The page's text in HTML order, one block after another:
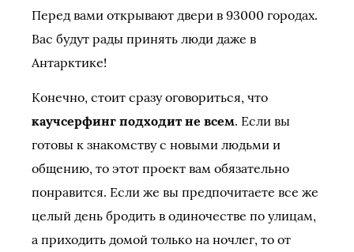
Перед вами открывают двери в 93000 городах.
Вас будут рады принять люди даже в
Антарктике!
Конечно, стоит сразу оговориться, что
каучсерфинг подходит не всем. Если вы
готовы к знакомству с новыми людьми и
общению, то этот проект вам обязательно
понравится. Если же вы предпочитаете все же
целый день бродить в одиночестве по улицам,
а приходить домой только на ночлег, то от